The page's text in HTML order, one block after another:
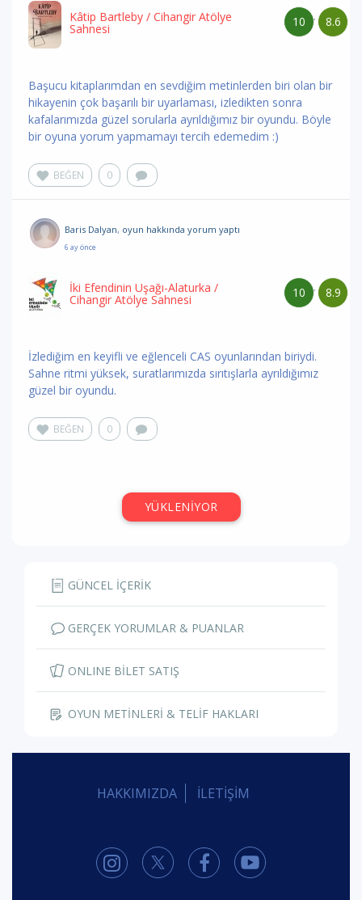
8.6
/
10
Kâtip Bartleby / Cihangir Atölye
Sahnesi
Başucu kitaplarımdan en sevdiğim metinlerden biri olan bir
hikayenin çok başarılı bir uyarlaması, izledikten sonra
kafalarımızda güzel sorularla ayrıldığımız bir oyundu. Böyle
bir oyuna yorum yapmamayı tercih edemedim :)
BEĞEN 0
Baris Dalyan, oyun hakkında yorum yaptı
6 ay önce
8.9
/
10
İki Efendinin Uşağı-Alaturka /
Cihangir Atölye Sahnesi
İzlediğim en keyifli ve eğlenceli CAS oyunlarından biriydi.
Sahne ritmi yüksek, suratlarımızda sırıtışlarla ayrıldığımız
güzel bir oyundu.
BEĞEN 0
YÜKLENİYOR
GÜNCEL İÇERİK
GERÇEK YORUMLAR & PUANLAR
ONLINE BİLET SATIŞ
OYUN METİNLERİ & TELİF HAKLARI
HAKKIMIZDA İLETİŞİM